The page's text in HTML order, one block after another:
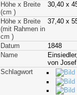
Höhe x Breite
(cm )
30,40 x
Höhe x Breite
(mit Rahmen in
cm )
37,40 x
Datum
1848
Name
von
Schlagwort